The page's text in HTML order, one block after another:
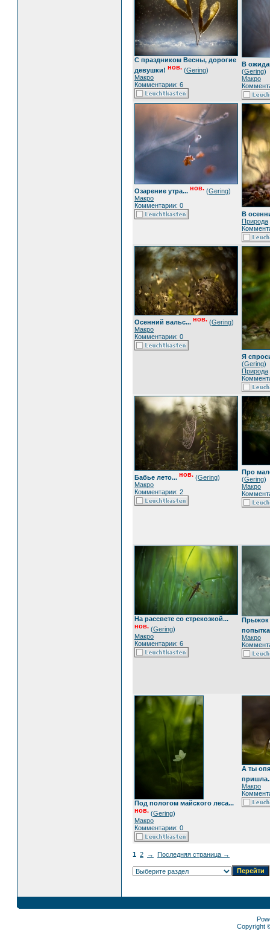
С праздником Весны, дорогие
девушки! нов. (Gering)
Макро
Комментарии: 6
В
(Gering)
Макро
Озарение утра... нов. (Gering)
Макро
Комментарии: 0
В
Природа
Осенний вальс... нов. (Gering)
Макро
Комментарии: 0
Я
(Gering)
Природа
Бабье лето... нов. (Gering)
Макро
Комментарии: 2
Про
(Gering)
Макро
На рассвете со стрекозкой...
нов. (Gering)
Макро
Комментарии: 6
Прыжок
Макро
Под пологом майского леса...
нов. (Gering)
Макро
Комментарии: 0
А ты
Макро
1 2 → Последняя страница →
Copyright